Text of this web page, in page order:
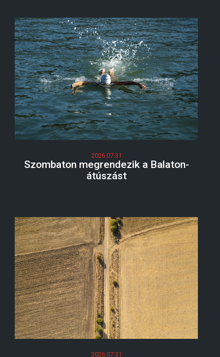
2026.07.31
Szombaton megrendezik a Balaton-
átúszást
2026.07.31